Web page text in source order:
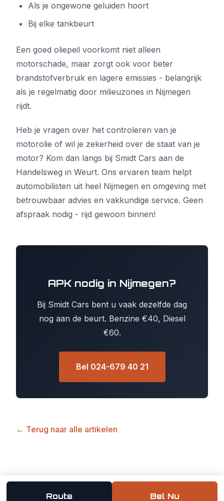
Als je ongewone geluiden hoort
Bij elke tankbeurt
Een goed oliepeil voorkomt niet alleen
motorschade, maar zorgt ook voor beter
brandstofverbruik en lagere emissies - belangrijk
als je regelmatig door milieuzones in Nijmegen
rijdt.
Heb je vragen over het controleren van je
motorolie of wil je zekerheid over de staat van je
motor? Kom dan langs bij Smidt Cars aan de
Handelsweg in Weurt. Ons ervaren team helpt
automobilisten uit heel Nijmegen en omgeving met
betrouwbaar advies en vakkundige service. Geen
afspraak nodig - rijd gewoon binnen!
APK nodig in Nijmegen?
Bij Smidt Cars bent u vaak dezelfde dag
nog aan de beurt. Benzine €40, Diesel
€60.
Bel 024-679 40 21
← Terug naar alle artikelen
Route Bel Nu